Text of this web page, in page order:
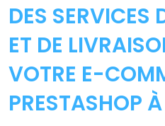
DES SERVICES
ET DE
VOTRE E-
PRESTASHOP